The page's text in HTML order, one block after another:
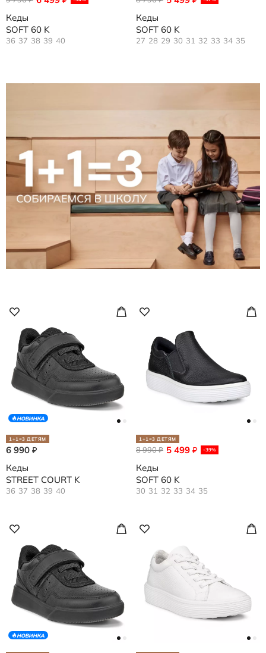
Кеды
SOFT 60 K
36 37 38 39 40
Кеды
SOFT 60 K
27 28 29 30 31 32 33 34 35
НОВИНКА
1+1=3 ДЕТЯМ
6 990 ₽
Кеды
STREET COURT K
36 37 38 39 40
1+1=3 ДЕТЯМ
5 499 ₽ -39%
8 990₽
Кеды
SOFT 60 K
30 31 32 33 34 35
НОВИНКА